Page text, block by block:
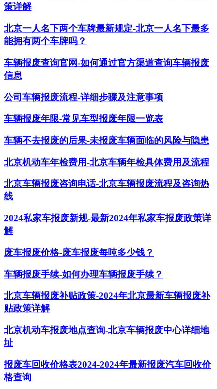
策详解
北京一人名下两个车牌最新规定-北京一人名下最多
能拥有两个车牌吗？
车辆报废查询官网-如何通过官方渠道查询车辆报废
信息
公司车辆报废流程-详细步骤及注意事项
车辆报废年限-常见车型报废年限一览表
车辆不去报废的后果-未报废车辆面临的风险与隐患
北京机动车年检费用-北京车辆年检具体费用及流程
北京车辆报废咨询电话-北京车辆报废流程及咨询热
线
2024私家车报废新规-最新2024年私家车报废政策详
解
废车报废价格-废车报废每吨多少钱？
车辆报废手续-如何办理车辆报废手续？
北京车辆报废补贴政策-2024年北京最新车辆报废补
贴政策详解
北京机动车报废地点查询-北京车辆报废中心详细地
址
报废车回收价格表2024-2024年最新报废汽车回收价
格查询